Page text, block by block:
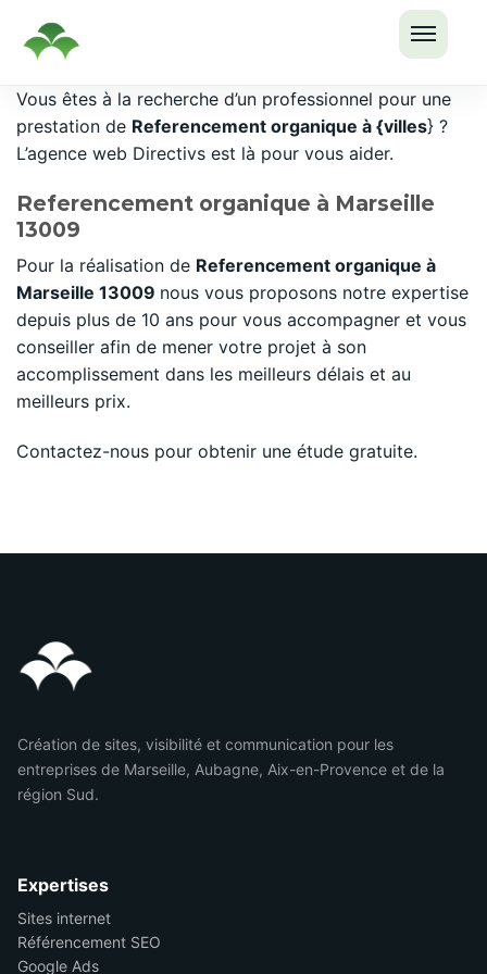
LE
Passer
au
contenu
Vous êtes à la recherche d’un professionnel pour une
prestation de Referencement organique à {villes} ?
L’agence web Directivs est là pour vous aider.
Referencement organique à Marseille
13009
Pour la réalisation de Referencement organique à
Marseille 13009 nous vous proposons notre expertise
depuis plus de 10 ans pour vous accompagner et vous
conseiller afin de mener votre projet à son
accomplissement dans les meilleurs délais et au
meilleurs prix.
Contactez-nous pour obtenir une étude gratuite.
Création de sites, visibilité et communication pour les
entreprises de Marseille, Aubagne, Aix-en-Provence et de la
région Sud.
Expertises
Sites internet
Référencement SEO
Google Ads